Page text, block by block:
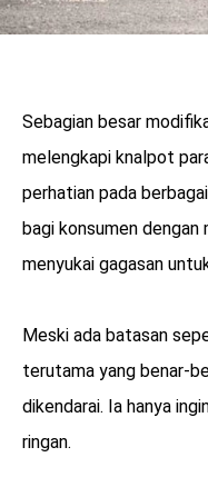
Sebagian besar
melengkapi knalpot
perhatian pada
bagi konsumen
menyukai gagasan
Meski ada batasan
terutama yang benar-
dikendarai. Ia hanya
ringan.